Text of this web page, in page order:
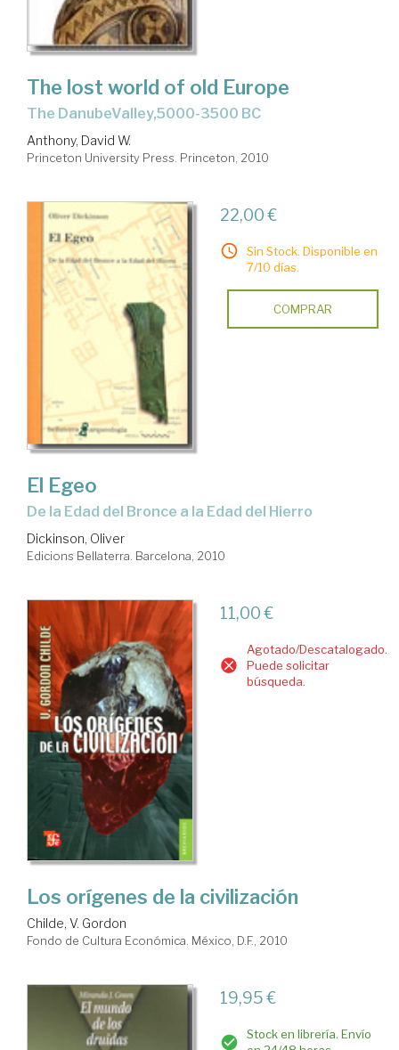
The lost world of old Europe
the DanubeValley,5000-3500 BC
Anthony, David W.
Princeton University Press. Princeton, 2010
22,00 €
Sin Stock. Disponible en
7/10 días.
COMPRAR
El Egeo
de la Edad del Bronce a la Edad del Hierro
Dickinson, Oliver
Edicions Bellaterra. Barcelona, 2010
11,00 €
Agotado/Descatalogado.
Puede solicitar
búsqueda.
Los orígenes de la civilización
Childe, V. Gordon
Fondo de Cultura Económica. México, D.F., 2010
19,95 €
Stock en librería. Envío